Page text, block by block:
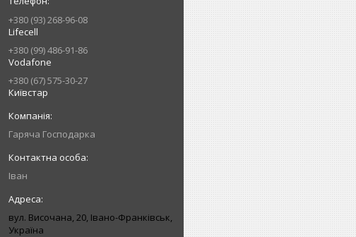
+380 (93) 268-96-08
Lifecell
+380 (99) 486-91-86
Vodafone
+380 (67) 575-30-27
Київстар
Гаряча Господарка
Іван
вул. Височана, 20, Івано-Франківськ,
Україна